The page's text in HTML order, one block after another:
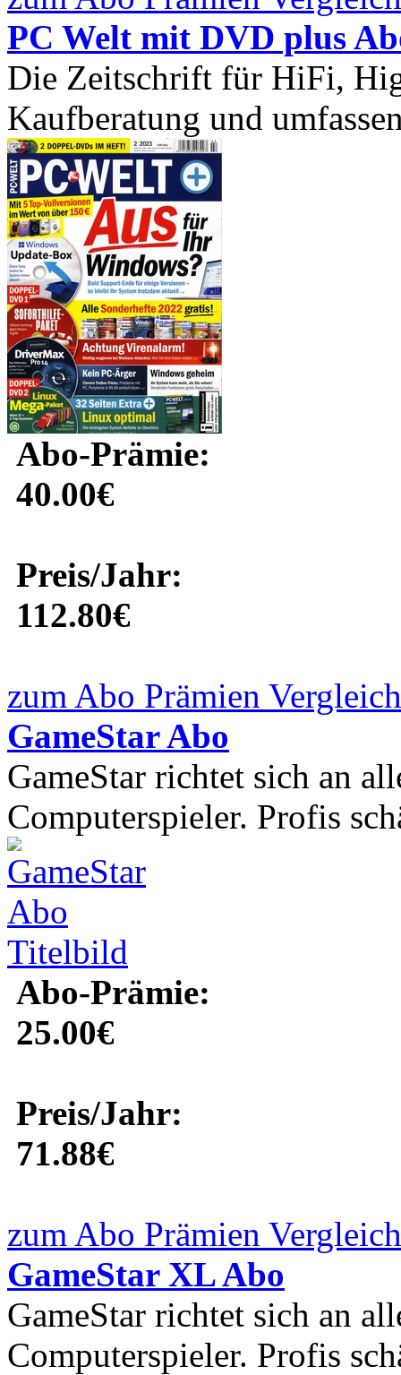
PC Welt mit DVD plus
Die Zeitschrift für HiFi,
Kaufberatung und
Abo-Prämie:
40.00€
Preis/Jahr:
112.80€
zum Abo Prämien
GameStar Abo
GameStar richtet sich an
Computerspieler. Profis
Abo-Prämie:
25.00€
Preis/Jahr:
71.88€
zum Abo Prämien
GameStar XL Abo
GameStar richtet sich an
Computerspieler. Profis